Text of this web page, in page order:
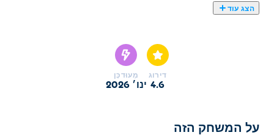
הצג עוד
דירוג
4.6
מְעוּדכָּן
ינו׳ 2026
על המשחק הזה